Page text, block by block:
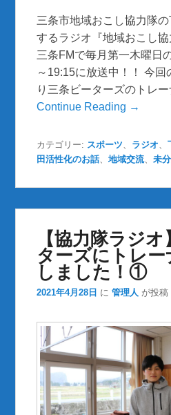
三条市地域おこし協力隊
するラジオ『地域おこし
三条FMで毎月第一木曜日
～19:15に放送中！！ 今回
り三条ビーターズのトレ
Continue Reading →
カテゴリー: スポーツ、 ラジオ、
田活性化のお話、地域交流、未
【協力隊ラジ
ターズにトレ
しました！①
2021年4月28日 に 管理人 が投稿